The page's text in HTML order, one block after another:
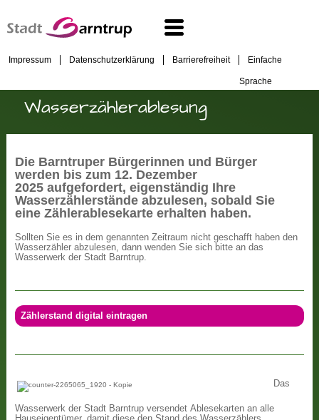
Impressum Datenschutzerklärung Barrierefreiheit Einfache
Sprache
Wasserzählerablesung
Die Barntruper Bürgerinnen und Bürger
werden bis zum 12. Dezember
2025 aufgefordert, eigenständig Ihre
Wasserzählerstände abzulesen, sobald Sie
eine Zählerablesekarte erhalten haben.
Sollten Sie es in dem genannten Zeitraum nicht geschafft haben den
Wasserzähler abzulesen, dann wenden Sie sich bitte an das
Wasserwerk der Stadt Barntrup.
Zählerstand digital eintragen
Das
Wasserwerk der Stadt Barntrup versendet Ablesekarten an alle